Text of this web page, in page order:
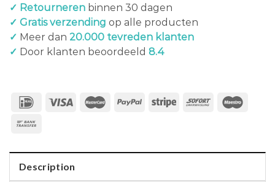
✓ Retourneren binnen 30 dagen
✓ Gratis verzending op alle producten
✓ Meer dan 20.000 tevreden klanten
✓ Door klanten beoordeeld 8.4
Description